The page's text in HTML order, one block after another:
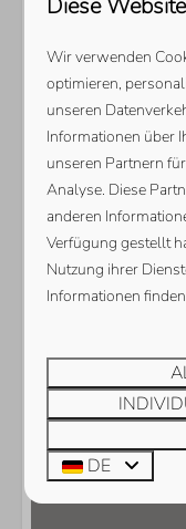
Wir verwenden
optimieren,
unseren
Informationen über
unseren Partnern
Analyse. Diese
anderen
Verfügung gestellt
Nutzung ihrer
Informationen
DE